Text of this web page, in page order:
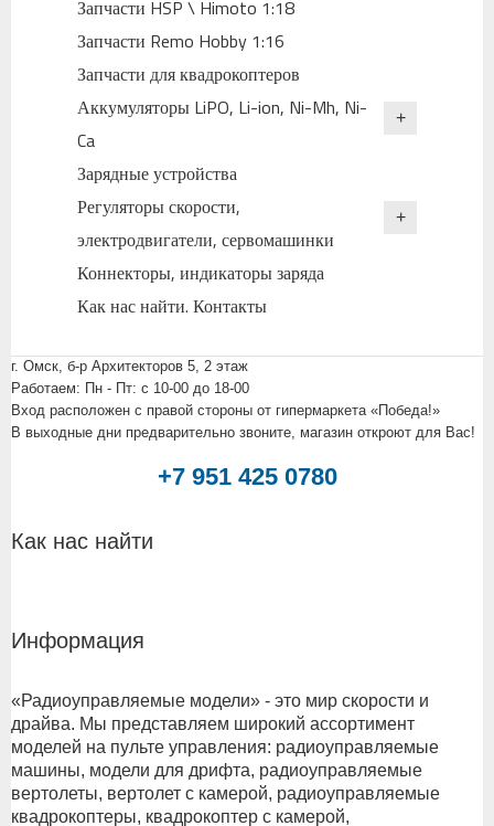
Запчасти HSP \ Himoto 1:18
Запчасти Remo Hobby 1:16
Запчасти для квадрокоптеров
Аккумуляторы LiPO, Li-ion, Ni-Mh, Ni-
Ca
Зарядные устройства
Регуляторы скорости,
электродвигатели, сервомашинки
Коннекторы, индикаторы заряда
Как нас найти. Контакты
г. Омск, б-р Архитекторов 5, 2 этаж
Работаем: Пн - Пт: c 10-00 до 18-00
Вход расположен с правой стороны от гипермаркета «Победа!»
В выходные дни предварительно звоните, магазин откроют для Вас!
+7 951 425 0780
Как нас найти
Информация
«Радиоуправляемые модели» - это мир скорости и
драйва. Мы представляем широкий ассортимент
моделей на пульте управления: радиоуправляемые
машины, модели для дрифта, радиоуправляемые
вертолеты, вертолет с камерой, радиоуправляемые
квадрокоптеры, квадрокоптер с камерой,